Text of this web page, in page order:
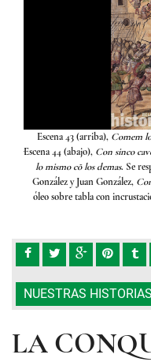
Escena 43 (arriba), Comem
Escena 44 (abajo), Con sinco
lo mismo cõ los demas. Se
González y Juan González,
óleo sobre tabla con
NUESTRAS HISTORIAS
LA